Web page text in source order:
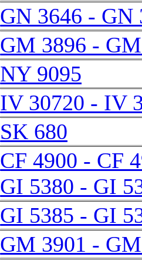
GN 3646 - GN
GM 3896 -
NY 9095
IV 30720 - IV
SK 680
CF 4900 - CF
GI 5380 - GI
GI 5385 - GI
GM 3901 -